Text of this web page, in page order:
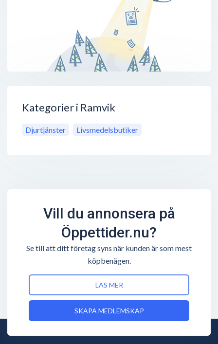
Kategorier i Ramvik
Djurtjänster Livsmedelsbutiker
Vill du annonsera på
Öppettider.nu?
Se till att ditt företag syns när kunden är som mest
köpbenägen.
LÄS MER
SKAPA MEDLEMSKAP